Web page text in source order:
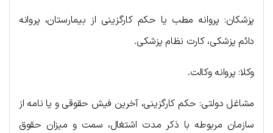
پزشکان: پروانه مطب یا حکم کارگزینی از بیمارستان، پروانه
دائم پزشکی، کارت نظام پزشکی.
وکلا: پروانه وکالت.
مشاغل دولتی: حکم کارگزینی، آخرین فیش حقوقی و یا نامه از
سازمان مربوطه با ذکر مدت اشتغال، سمت و میزان حقوق